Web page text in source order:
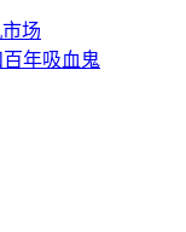
场
年吸血鬼